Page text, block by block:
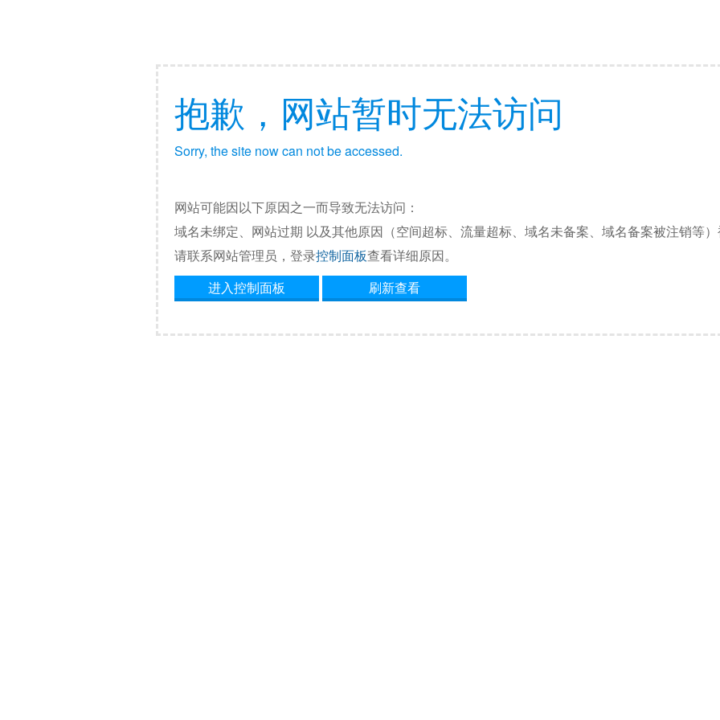
抱歉，网站暂时无法访问
Sorry, the site now can not be accessed.
网站可能因以下原因之一而导致无法访问：
域名未绑定、网站过期 以及其他原因（空间超标、流量超标、域名未备案、域名备案被注销等）
请联系网站管理员，登录控制面板查看详细原因。
进入控制面板
刷新查看